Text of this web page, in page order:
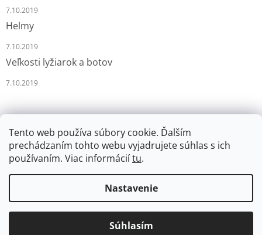
Tento web používa súbory cookie. Ďalším
prechádzaním tohto webu vyjadrujete súhlas s ich
používaním. Viac informáciítu.
Nastavenie
Súhlasím
7.10.2019
Helmy
7.10.2019
Veľkosti lyžiarok a botov
7.10.2019
vyhradené.